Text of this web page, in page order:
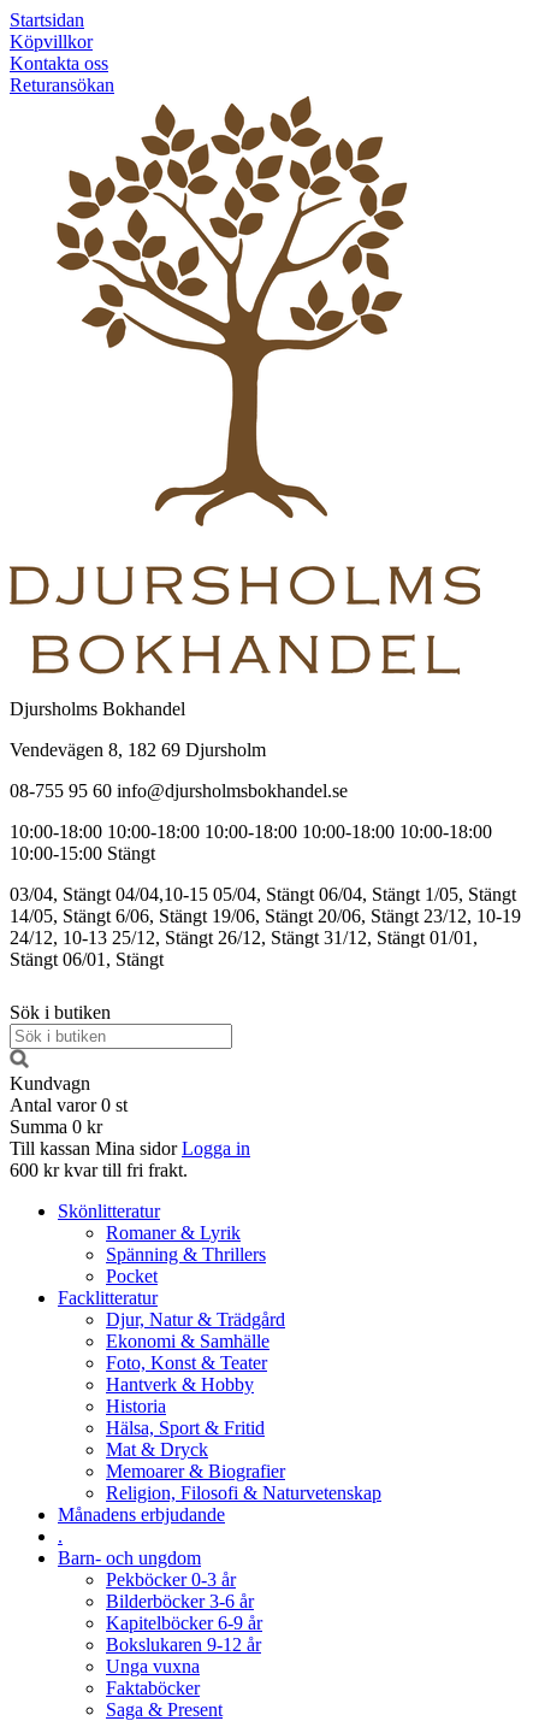
Startsidan
Köpvillkor
Kontakta oss
Returansökan
Djursholms Bokhandel
Vendevägen 8, 182 69 Djursholm
08-755 95 60 info@djursholmsbokhandel.se
10:00-18:00 10:00-18:00 10:00-18:00 10:00-18:00 10:00-18:00
10:00-15:00 Stängt
03/04, Stängt 04/04,10-15 05/04, Stängt 06/04, Stängt 1/05, Stängt
14/05, Stängt 6/06, Stängt 19/06, Stängt 20/06, Stängt 23/12, 10-19
24/12, 10-13 25/12, Stängt 26/12, Stängt 31/12, Stängt 01/01,
Stängt 06/01, Stängt
Sök i butiken
Kundvagn
Antal varor 0 st
Summa 0 kr
Till kassan Mina sidor Logga in
600 kr kvar till fri frakt.
Skönlitteratur
Romaner & Lyrik
Spänning & Thrillers
Pocket
Facklitteratur
Djur, Natur & Trädgård
Ekonomi & Samhälle
Foto, Konst & Teater
Hantverk & Hobby
Historia
Hälsa, Sport & Fritid
Mat & Dryck
Memoarer & Biografier
Religion, Filosofi & Naturvetenskap
Månadens erbjudande
.
Barn- och ungdom
Pekböcker 0-3 år
Bilderböcker 3-6 år
Kapitelböcker 6-9 år
Bokslukaren 9-12 år
Unga vuxna
Faktaböcker
Saga & Present